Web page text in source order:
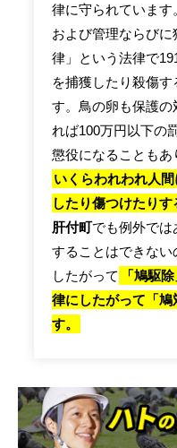
律に守られていま
および管理ならび
律」という法律で
を捕獲したり殺傷
す。鳥の卵も保護
れば100万円以下の
懲役になることもあ
いくらわれわれ人
したり傷つけたりす
肝付町でも例外では
することはできない
したがって
「鳩駆
律にしたがって「
す。